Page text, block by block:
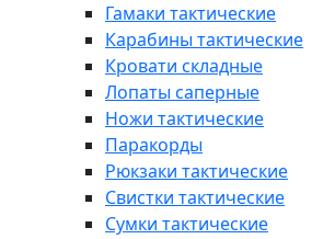
Гамаки тактические
Карабины тактические
Кровати складные
Лопаты саперные
Ножи тактические
Паракорды
Рюкзаки тактические
Свистки тактические
Сумки тактические